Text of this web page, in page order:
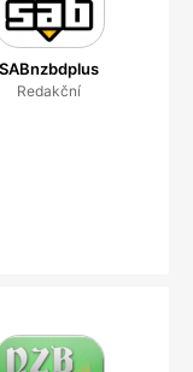
SABnzbdplus
Redakční